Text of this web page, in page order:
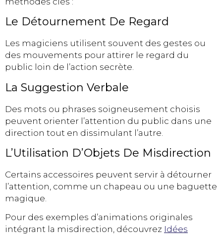
Le Détournement De Regard
Les magiciens utilisent souvent des gestes ou
des mouvements pour attirer le regard du
public loin de l’action secrète.
La Suggestion Verbale
Des mots ou phrases soigneusement choisis
peuvent orienter l’attention du public dans une
direction tout en dissimulant l’autre.
L’Utilisation D’Objets De Misdirection
Certains accessoires peuvent servir à détourner
l’attention, comme un chapeau ou une baguette
magique.
Pour des exemples d’animations originales
intégrant la misdirection, découvrez Idées